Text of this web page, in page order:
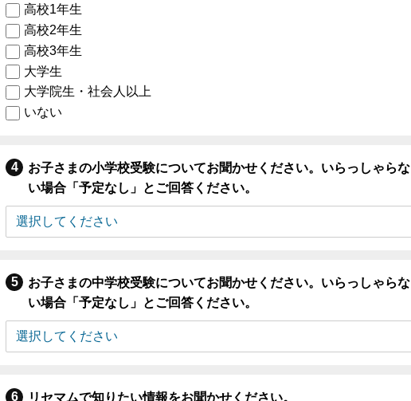
高校1年生
高校2年生
高校3年生
大学生
大学院生・社会人以上
いない
お子さまの小学校受験についてお聞かせください。いらっしゃらな
い場合「予定なし」とご回答ください。
お子さまの中学校受験についてお聞かせください。いらっしゃらな
い場合「予定なし」とご回答ください。
リセマムで知りたい情報をお聞かせください。